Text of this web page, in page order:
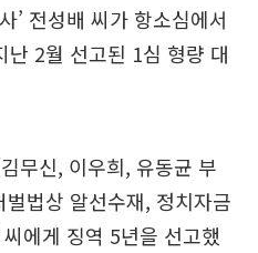
’ 전성배 씨가 항소심에서
2월 선고된 1심 형량 대
무신, 이우희, 유동균 부
법상 알선수재, 정치자금
에게 징역 5년을 선고했